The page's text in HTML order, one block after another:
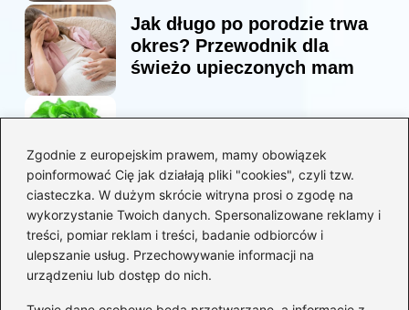
Zgodnie z europejskim prawem, mamy obowiązek
poinformować Cię jak działają pliki "cookies", czyli tzw.
ciasteczka. W dużym skrócie witryna prosi o zgodę na
wykorzystanie Twoich danych. Spersonalizowane reklamy i
treści, pomiar reklam i treści, badanie odbiorców i
ulepszanie usług. Przechowywanie informacji na
urządzeniu lub dostęp do nich.
Jak długo po porodzie trwa
okres? Przewodnik dla
świeżo upieczonych mam
mam karmiących piersią
Jaką biblia dla dzieci
wybrać, aby wzbudzić ich
zainteresowanie?